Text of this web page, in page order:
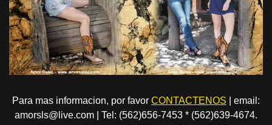
Para mas informacion, por favor CONTACTENOS | email:
amorsls@live.com | Tel: (562)656-7453 * (562)639-4674.